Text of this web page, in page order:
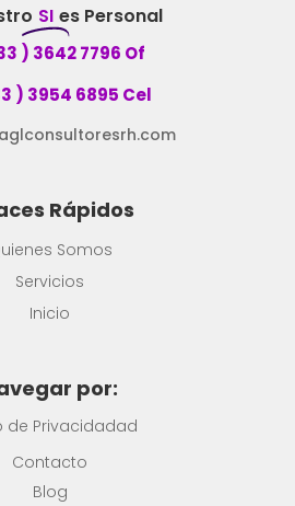
SI es Personal
) 3642 7796 Of
) 3954 6895 Cel
Rápidos
Somos
Servicios
Inicio
por:
de Privacidadad
Contacto
Blog